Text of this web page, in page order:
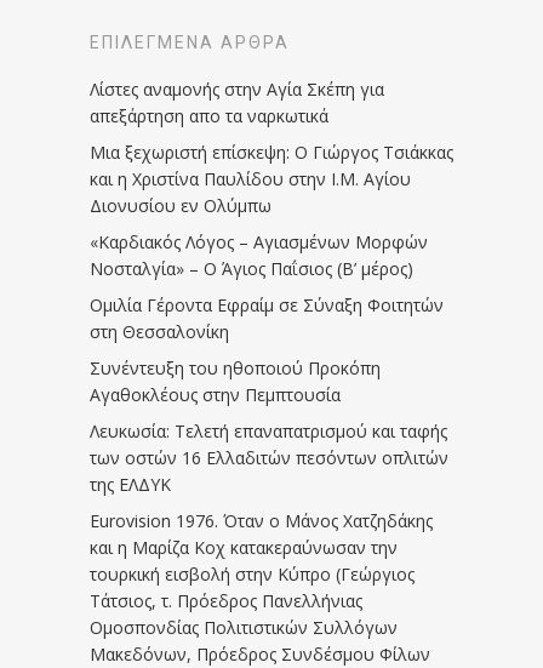
ΕΠΙΛΕΓΜΈΝΑ ΆΡΘΡΑ
Λίστες αναμονής στην Αγία Σκέπη για
απεξάρτηση απο τα ναρκωτικά
Μια ξεχωριστή επίσκεψη: Ο Γιώργος Τσιάκκας
και η Χριστίνα Παυλίδου στην Ι.Μ. Αγίου
Διονυσίου εν Ολύμπω
«Καρδιακός Λόγος – Αγιασμένων Μορφών
Νοσταλγία» – Ο Άγιος Παΐσιος (Β’ μέρος)
Ομιλία Γέροντα Εφραίμ σε Σύναξη Φοιτητών
στη Θεσσαλονίκη
Συνέντευξη του ηθοποιού Προκόπη
Αγαθοκλέους στην Πεμπτουσία
Λευκωσία: Τελετή επαναπατρισμού και ταφής
των οστών 16 Ελλαδιτών πεσόντων οπλιτών
της ΕΛΔΥΚ
Eurovision 1976. Όταν ο Μάνος Χατζηδάκης
και η Μαρίζα Κοχ κατακεραύνωσαν την
τουρκική εισβολή στην Κύπρο (Γεώργιος
Τάτσιος, τ. Πρόεδρος Πανελλήνιας
Ομοσπονδίας Πολιτιστικών Συλλόγων
Μακεδόνων, Πρόεδρος Συνδέσμου Φίλων